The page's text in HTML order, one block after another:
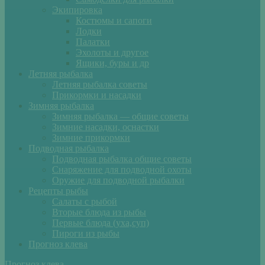
Экипировка
Костюмы и сапоги
Лодки
Палатки
Эхолоты и другое
Ящики, буры и др
Летняя рыбалка
Летняя рыбалка советы
Прикормки и насадки
Зимняя рыбалка
Зимняя рыбалка — общие советы
Зимние насадки, оснастки
Зимние прикормки
Подводная рыбалка
Подводная рыбалка общие советы
Снаряжение для подводной охоты
Оружие для подводной рыбалки
Рецепты рыбы
Салаты с рыбой
Вторые блюда из рыбы
Первые блюда (уха,суп)
Пироги из рыбы
Прогноз клева